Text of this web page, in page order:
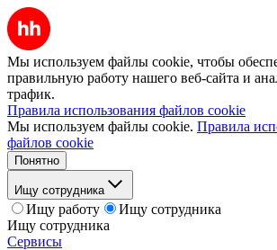
Мы используем файлы cookie, чтобы
правильную работу нашего веб-сайта и
трафик.
Правила использования файлов cookie
Мы используем файлы cookie. Правила
файлов cookie
Понятно
Ищу сотрудника
Ищу работу
Ищу сотрудника
Ищу сотрудника
Сервисы